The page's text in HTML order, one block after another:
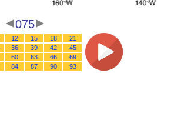
075
12 15 18
21
36 39 42
45
60 63 66
69
84 87 90 93